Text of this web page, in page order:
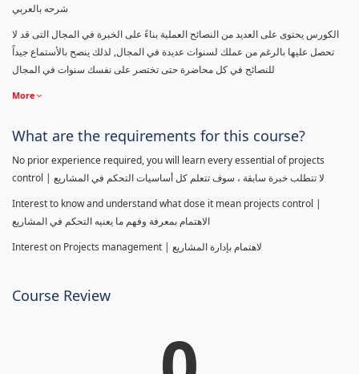
شرحه بالعربي
الكورس يحتوى على العديد من النصائح العملية بناءً على الخبرة في المجال التى قد لا
تحصل عليها بالرغم من عملك لسنوات عديدة في المجال, لذلك ينصح بالأستماع جيداً
للنصائح في كل محاضرة حتى تختصر على نفسك سنوات في المجال
More
What are the requirements for this course?
No prior experience required, you will learn every essential of projects
control | لا تتطلب خبرة سابقة ، سوف تتعلم كل أساسيات التحكم في المشاريع
Interest to know and understand what dose it mean projects control |
الاهتمام بمعرفة وفهم ما يعنيه التحكم في المشاريع
Interest on Projects management | لاهتمام بإدارة المشاريع
Course Review